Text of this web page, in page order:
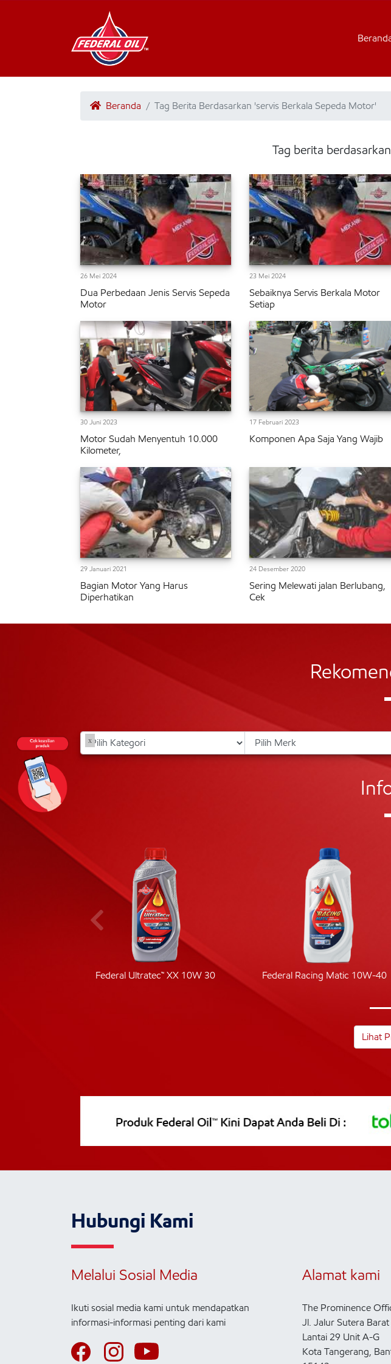
Beranda Tag Berita Berdasarkan 'servis Berkala Sepeda Motor'
Tag berita
26 Mei 2024
Dua Perbedaan Jenis Servis Sepeda
Motor
23 Mei 2024
Sebaiknya Servis Berkala Motor
Setiap
30 Juni 2023
Motor Sudah Menyentuh 10.000
Kilometer,
17 Februari 2023
Komponen Apa Saja Yang Wajib
29 Januari 2021
Bagian Motor Yang Harus
Diperhatikan
24 Desember 2020
Sering Melewati jalan Berlubang,
Cek
Federal Ultratec™ XX 10W 30 Federal Racing Matic 10W-40
Lihat
Hubungi Kami
Melalui Sosial Media
Ikuti sosial media kami untuk mendapatkan
informasi-informasi penting dari kami
Alamat kami
The Prominence
Jl. Jalur Sutera Barat
Lantai 29 Unit A-G
Kota Tangerang,
x